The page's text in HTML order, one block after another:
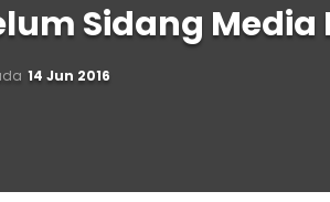
Sidang
14 Jun 2016